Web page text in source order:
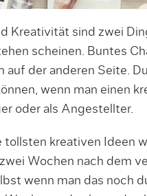
Kreativität sind zwei
scheinen. Buntes
auf der anderen Seite.
wenn man einen
oder als Angestellter.
tollsten kreativen Ideen
Wochen nach dem
wenn man das noch